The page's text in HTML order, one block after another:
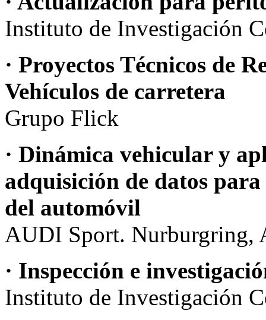
Instituto de Investigación
· Proyectos Técnicos de
Vehículos de carretera
Grupo Flick
· Dinámica vehicular y
adquisición de datos
del automóvil
AUDI Sport. Nurburgring,
· Inspección e
Instituto de Investigación